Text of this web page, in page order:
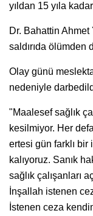
yıldan 15 yıla
Dr. Bahattin Ahmet
saldırıda ölümden
Olay günü
nedeniyle
"Maalesef sağlık
kesilmiyor. Her
ertesi gün farklı bir
kalıyoruz. Sanık
sağlık çalışanları
İnşallah istenen
İstenen ceza